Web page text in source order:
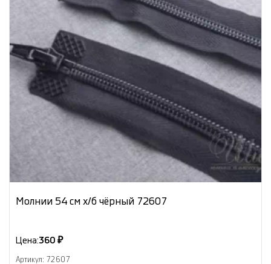
Молнии 54 см х/б чёрный 72607
Цена:360 ₽
Артикул: 72607